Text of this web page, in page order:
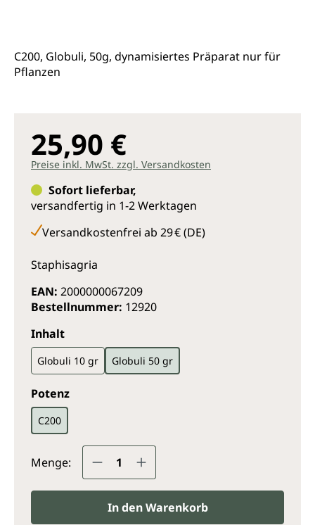
C200, Globuli, 50g, dynamisiertes Präparat nur für
Pflanzen
25,90 €
Preise inkl. MwSt. zzgl. Versandkosten
Sofort lieferbar,
versandfertig in 1-2 Werktagen
Versandkostenfrei ab 29 € (DE)
Staphisagria
EAN: 2000000067209
Bestellnummer: 12920
Inhaltauswählen
Globuli 10 gr Globuli 50 gr
Potenzauswählen
C200
Menge: Produkt Anzahl: Gib den
In den Warenkorb